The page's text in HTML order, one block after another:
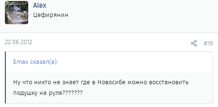
Alex
Цефирянин
22.06.2012 #19
Emax сказал(а):
Ну что никто не знает где в Новосибе можно восстановить
подушку на руле???????